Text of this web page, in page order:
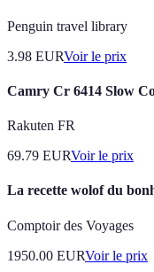
Penguin travel library
3.98 EURVoir le prix
Camry Cr 6414 Slow
Rakuten FR
69.79 EURVoir le prix
La recette wolof du
Comptoir des Voyages
1950.00 EURVoir le prix